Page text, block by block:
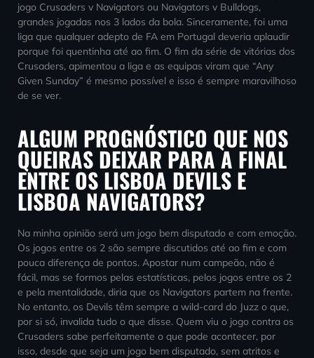
jogo Crusaders v Navigators ou Navigators v Bulldogs,
grandes jogadas nos 3 lados da bola. Sinceramente, foi uma
liga que qualquer adepto de FA em Portugal deveria aplaudir
porque foi quentinha até ao fim. O fim da série de vitórias dos
Crusaders, apimentou a liga e as equipas viram que “Any
Given Sunday” é mesmo possível e isso é sempre maravilhoso
de se ver.
ALGUM PROGNÓSTICO QUE NOS
QUEIRAS DEIXAR PARA A FINAL
ENTRE OS LISBOA DEVILS E
LISBOA NAVIGATORS?
Na minha opinião será um jogo bem disputado e com emoção.
Os jogos entre os 2 são sempre discutidos até ao fim e com
pouca diferença de pontos. Apostar num campeão, não é
fácil, mas se formos pelas estatísticas, pelos jogos entre os 2
e pela mentalidade, diria que os Navigators partem na frente.
No entanto, os Devils têm sempre a wild-card do Juzz o que,
por si só, invalida tudo o que disse. Quem viu o jogo contra os
Crusaders sabe perfeitamente o que pode acontecer, por
isso, desde que seja um jogo bem disputado, sem atritos e